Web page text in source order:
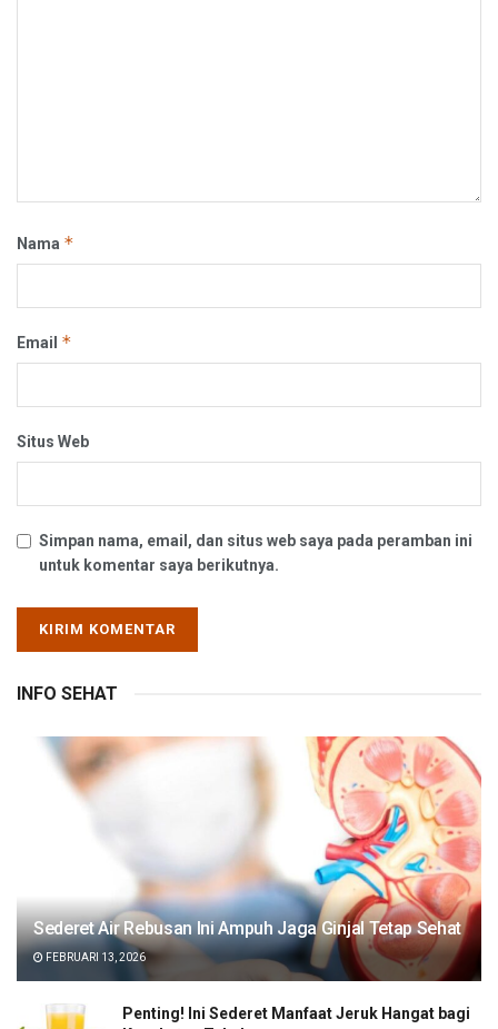
Nama *
Email *
Situs Web
Simpan nama, email, dan situs web saya pada peramban ini
untuk komentar saya berikutnya.
INFO SEHAT
Sederet Air Rebusan Ini Ampuh Jaga Ginjal Tetap Sehat
FEBRUARI 13, 2026
Penting! Ini Sederet Manfaat Jeruk Hangat bagi